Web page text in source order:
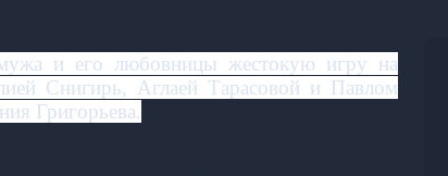
и его любовницы жестокую игру на
Снигирь, Аглаей Тарасовой и Павлом
Григорьева.